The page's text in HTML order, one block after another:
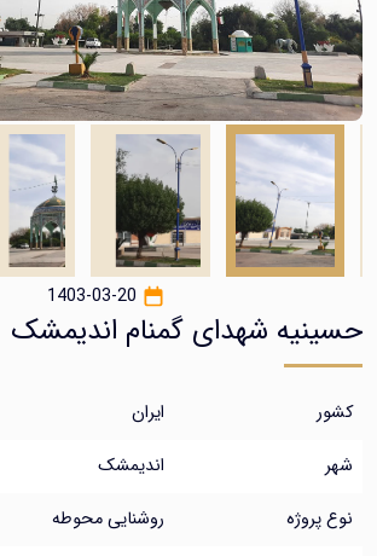
شهدای گمنام اندیمشک
اندیمشک
روشنایی محوطه